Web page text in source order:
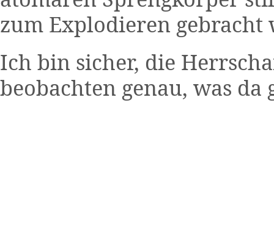
zum Explodieren gebracht
Ich bin sicher, die
beobachten genau, was da